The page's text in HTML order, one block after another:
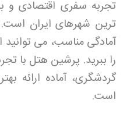
تجربه سفری اقتصادی و
ترین شهرهای ایران
آمادگی مناسب، می توانید
را ببرید. پرشین هتل با
گردشگری، آماده ارائه
است.